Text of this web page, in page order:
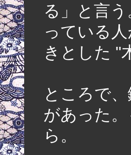
る」と言
っている
きとした "
ところで
があった
ら 。